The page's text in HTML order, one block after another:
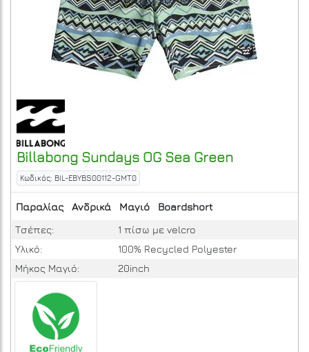
Billabong Sundays OG Sea Green
Κωδικός: BIL-EBYBS00112-GMT0
Παραλίας Ανδρικά Μαγιό
Boardshort
Τσέπες:
1 πίσω με velcro
Υλικό:
100% Recycled Polyester
Μήκος Μαγιό:
20inch